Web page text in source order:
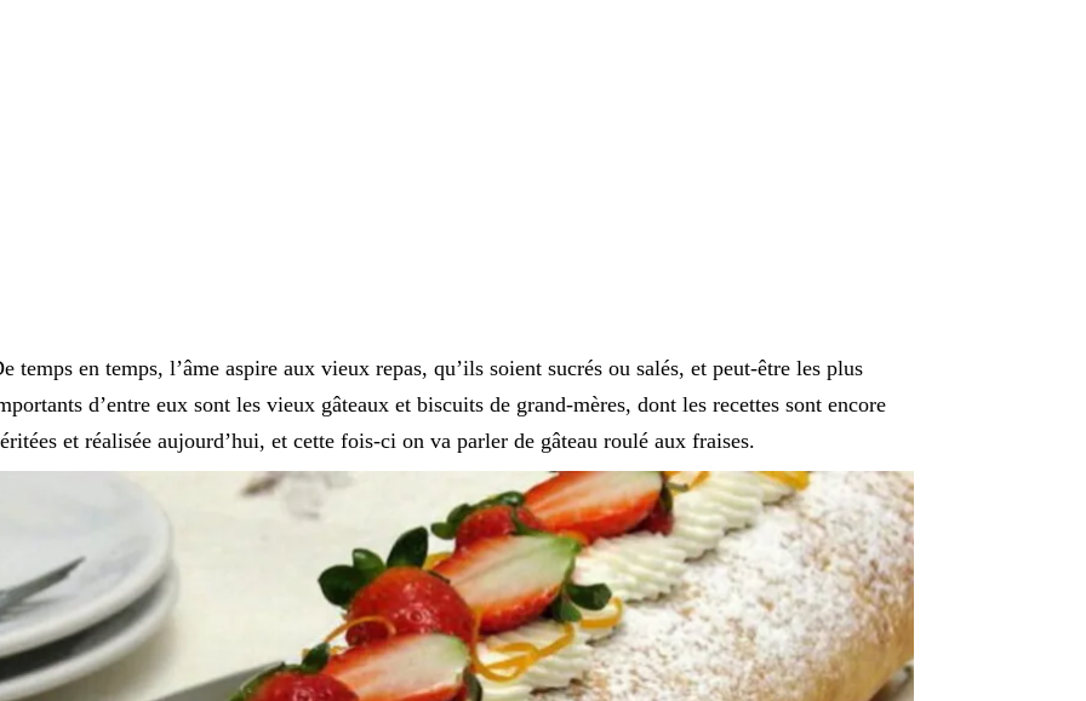
temps en temps, l’âme aspire aux vieux repas, qu’ils soient sucrés ou salés, et peut-être les plus
d’entre eux sont les vieux gâteaux et biscuits de grand-mères, dont les recettes sont encore
et réalisée aujourd’hui, et cette fois-ci on va parler de gâteau roulé aux fraises.